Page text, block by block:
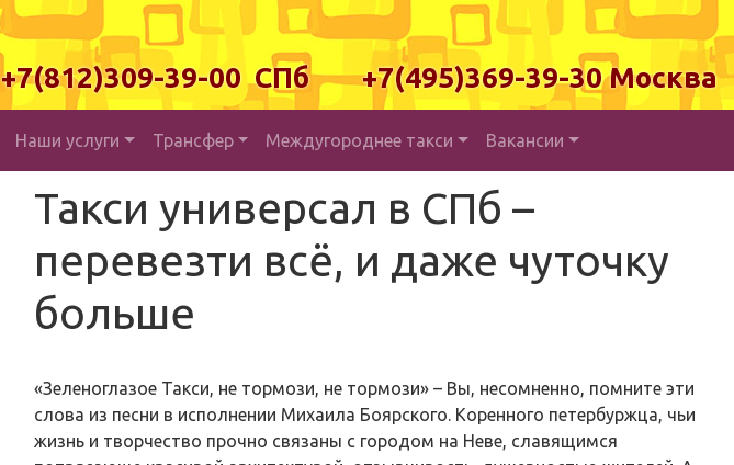
+7(812)309-39-00 СПб +7(495)369-39-30 Москва
Наши услуги Трансфер Междугороднее такси Вакансии
Такси универсал в СПб –
перевезти всё, и даже чуточку
больше
«Зеленоглазое Такси, не тормози, не тормози» – Вы, несомненно, помните эти
слова из песни в исполнении Михаила Боярского. Коренного петербуржца, чьи
жизнь и творчество прочно связаны с городом на Неве, славящимся